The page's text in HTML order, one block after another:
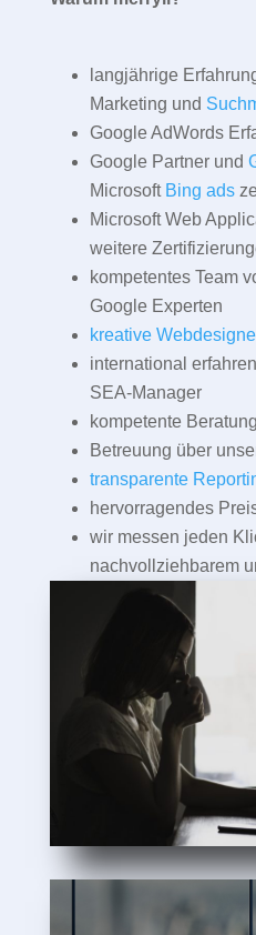
langjährige
Marketing und
Google AdWords
Google Partner und
Microsoft Bing ads
Microsoft Web
weitere
kompetentes Team
Google Experten
kreative
international
SEA-Manager
kompetente Beratung
Betreuung über
transparente
hervorragendes
wir messen jeden
nachvollziehbarem